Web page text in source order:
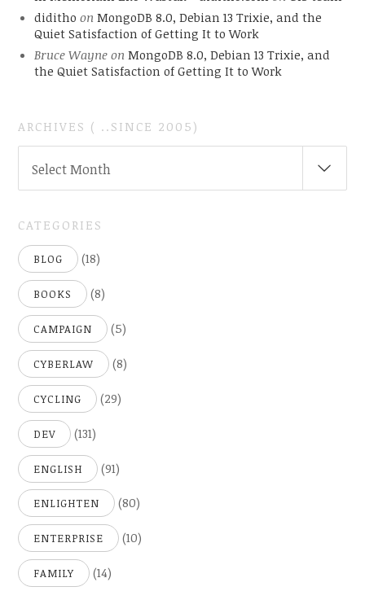
diditho on MongoDB 8.0, Debian 13 Trixie, and the
Quiet Satisfaction of Getting It to Work
Bruce Wayneon MongoDB 8.0, Debian 13 Trixie, and
the Quiet Satisfaction of Getting It to Work
ARCHIVES ( ..SINCE 2005)
Select Month
CATEGORIES
BLOG (18)
BOOKS (8)
CAMPAIGN (5)
CYBERLAW (8)
CYCLING (29)
DEV (131)
ENGLISH (91)
ENLIGHTEN (80)
ENTERPRISE (10)
FAMILY (14)